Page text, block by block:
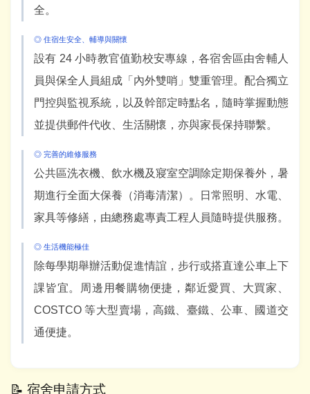
全。
◎ 住宿生安全、輔導與關懷
設有 24 小時教官值勤校安專線，各宿舍區由舍輔人
員與保全人員組成「內外雙哨」雙重管理。配合獨立
門控與監視系統，以及幹部定時點名，隨時掌握動態
並提供郵件代收、生活關懷，亦與家長保持聯繫。
◎ 完善的維修服務
公共區洗衣機、飲水機及寢室空調除定期保養外，暑
期進行全面大保養（消毒清潔）。日常照明、水電、
家具等修繕，由總務處專責工程人員隨時提供服務。
◎ 生活機能極佳
除每學期舉辦活動促進情誼，步行或搭直達公車上下
課皆宜。周邊用餐購物便捷，鄰近愛買、大買家、
COSTCO 等大型賣場，高鐵、臺鐵、公車、國道交
通便捷。
📝 宿舍申請方式